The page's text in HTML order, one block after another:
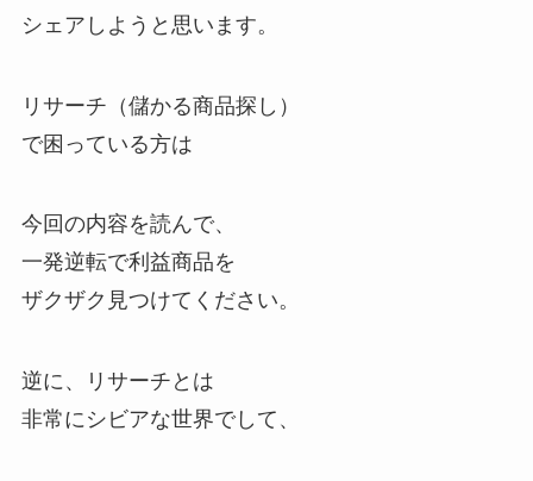
シェアしようと思います。
リサーチ（儲かる商品探し）
で困っている方は
今回の内容を読んで、
一発逆転で利益商品を
ザクザク見つけてください。
逆に、リサーチとは
非常にシビアな世界でして、